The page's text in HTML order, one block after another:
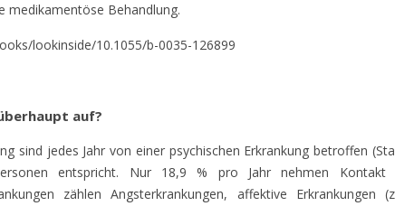
medikamentöse Behandlung.
lookinside/10.1055/b-0035-126899
auf?
sind jedes Jahr von einer psychischen Erkrankung betroffen
entspricht. Nur 18,9 % pro Jahr nehmen Kontakt
zählen Angsterkrankungen, affektive Erkrankungen